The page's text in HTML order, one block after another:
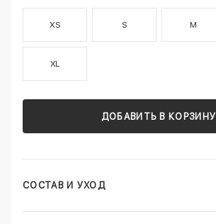
XS S M
XL
ДОБАВИТЬ В КОРЗИНУ
СОСТАВ И УХОД